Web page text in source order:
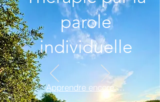
parole
individuelle
Apprendre encore plus